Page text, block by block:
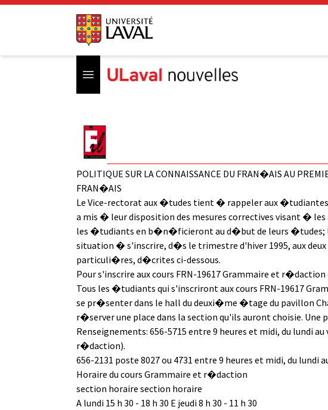
Open menu
POLITIQUE SUR LA CONNAISSANCE DU FRAN�AIS AU
FRAN�AIS
Le Vice-rectorat aux �tudes tient � rappeler aux
a mis � leur disposition des mesures correctives visant �
les �tudiants en b�n�ficieront au d�but de leurs �tudes;
situation � s'inscrire, d�s le trimestre d'hiver 1995, aux
particuli�res, d�crites ci-dessous.
Pour s'inscrire aux cours FRN-19617 Grammaire et
Tous les �tudiants qui s'inscriront aux cours FRN-19617
se pr�senter dans le hall du deuxi�me �tage du pavillon
r�server une place dans la section qu'ils auront choisie.
Renseignements: 656-5715 entre 9 heures et midi, du lundi
r�daction).
656-2131 poste 8027 ou 4731 entre 9 heures et midi, du lundi
Horaire du cours Grammaire et r�daction
section horaire section horaire
A lundi 15 h 30 - 18 h 30 E jeudi 8 h 30 - 11 h 30